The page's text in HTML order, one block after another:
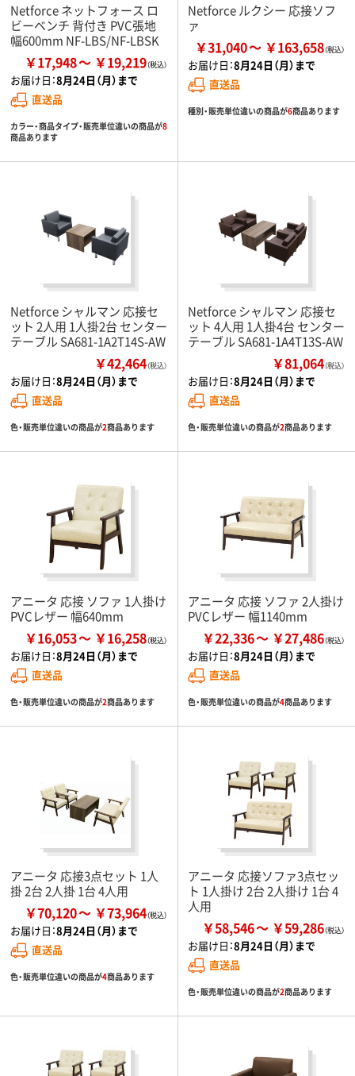
Netforce ネットフォース ロ
ビーベンチ 背付き PVC張地
幅600mm NF-LBS/NF-LBSK
￥17,948 ￥19,219
お届け日：8月24日（月）まで
直送品
カラー・商品タイプ・販売単位違いの商品が8
商品あります
Netforce ルクシー 応接ソフ
ァ
￥31,040 ￥163,658
お届け日：8月24日（月）まで
直送品
種別・販売単位違いの商品が6商品あります
Netforce シャルマン 応接セ
ット 2人用 1人掛2台 センター
テーブル SA681-1A2T14S-AW
￥42,464（税込）
お届け日：8月24日（月）まで
直送品
色・販売単位違いの商品が2商品あります
Netforce シャルマン 応接セ
ット 4人用 1人掛4台 センター
テーブル SA681-1A4T13S-AW
￥81,064（税込）
お届け日：8月24日（月）まで
直送品
色・販売単位違いの商品が2商品あります
アニータ 応接 ソファ 1人掛け
PVCレザー 幅640mm
￥16,053 ￥16,258
お届け日：8月24日（月）まで
直送品
色・販売単位違いの商品が2商品あります
アニータ 応接 ソファ 2人掛け
PVCレザー 幅1140mm
￥22,336 ￥27,486
お届け日：8月24日（月）まで
直送品
色・販売単位違いの商品が4商品あります
アニータ 応接3点セット 1人
掛 2台 2人掛 1台 4人用
￥70,120 ￥73,964
お届け日：8月24日（月）まで
直送品
色・販売単位違いの商品が4商品あります
アニータ 応接ソファ3点セッ
ト 1人掛け 2台 2人掛け 1台 4
人用
￥58,546 ￥59,286
お届け日：8月24日（月）まで
直送品
色・販売単位違いの商品が2商品あります